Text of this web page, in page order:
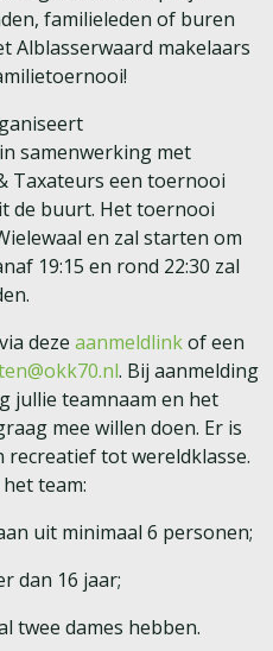
familieleden of buren
Alblasserwaard makelaars
samenwerking met
Taxateurs een toernooi
de buurt. Het toernooi
en zal starten om
19:15 en rond 22:30 zal
deze aanmeldlinkof een
. Bij aanmelding
jullie teamnaam en het
mee willen doen. Er is
recreatief tot wereldklasse.
team:
uit minimaal 6 personen;
dan 16 jaar;
twee dames hebben.